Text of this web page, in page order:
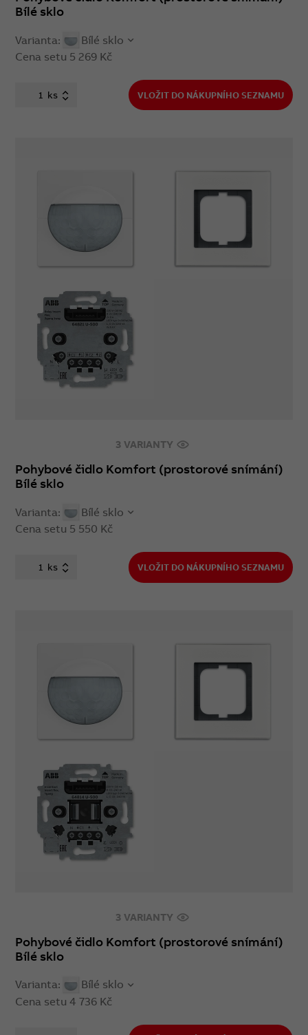
Bílé sklo
Varianta:
Bílé sklo
Cena setu 5 269 Kč
ks VLOŽIT DO NÁKUPNÍHO SEZNAMU
3 VARIANTY
Pohybové čidlo Komfort (prostorové snímání)
Bílé sklo
Varianta:
Bílé sklo
Cena setu 5 550 Kč
ks VLOŽIT DO NÁKUPNÍHO SEZNAMU
3 VARIANTY
Pohybové čidlo Komfort (prostorové snímání)
Bílé sklo
Varianta:
Bílé sklo
Cena setu4 736 Kč